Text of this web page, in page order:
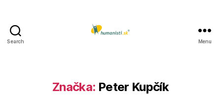
Search Menu
Značka: Peter Kupčík